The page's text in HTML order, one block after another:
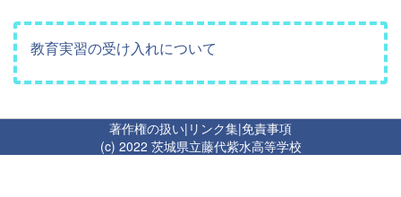
教育実習の受け入れについて
著作権の扱い| リンク集|免責事項
(c) 2022 茨城県立藤代紫水高等学校